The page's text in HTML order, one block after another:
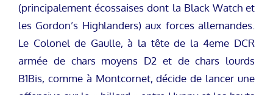
(principalement écossaises dont la Black Watch et
les Gordon’s Highlanders) aux forces allemandes.
Le Colonel de Gaulle, à la tête de la 4eme DCR
armée de chars moyens D2 et de chars lourds
B1Bis, comme à Montcornet, décide de lancer une